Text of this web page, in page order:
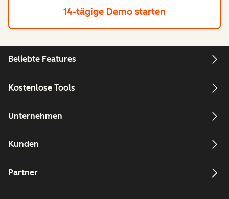
14-tägige Demo starten
Beliebte Features
Kostenlose Tools
Unternehmen
Kunden
Partner